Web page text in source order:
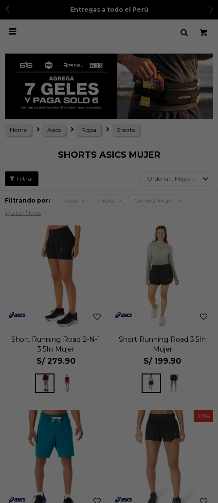
Entregas a todo el Perú 3

Home Asics Ropa Shorts
SHORTS ASICS MUJER
Mayor precio
Filtrando por: Ropa Shorts Género: Mujer
Quitar filtros
Short Running Road 2-N-1
3.5In Mujer
S/ 279.90
Short Running Road 3.5In
Mujer
S/ 199.90
40